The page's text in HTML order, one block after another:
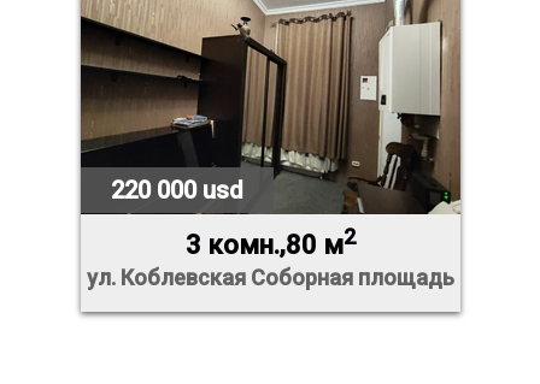
220 000 usd
3 комн.,80 м2
ул. Коблевская Соборная площадь